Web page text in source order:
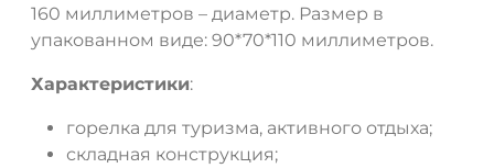
160 миллиметров – диаметр. Размер в
упакованном виде: 90*70*110 миллиметров.
Характеристики:
горелка для туризма, активного отдыха;
складная конструкция;